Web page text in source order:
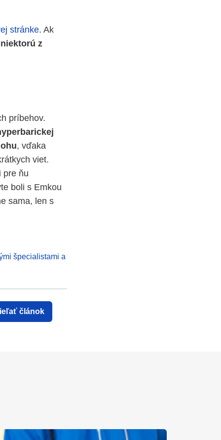
stránke. Ak
niektorú z
príbehov.
, vďaka
viet.
pre ňu
boli s Emkou
sama, len s
špecialistami a
článok